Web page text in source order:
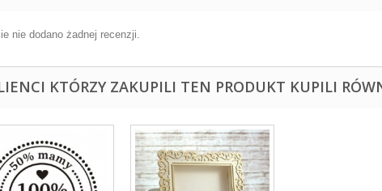
nie dodano żadnej recenzji.
KTÓRZY ZAKUPILI TEN PRODUKT KUPILI